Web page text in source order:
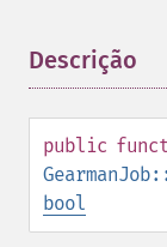
Descrição
public
bool